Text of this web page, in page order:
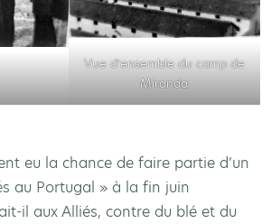
Vue d’ensemble du camp de
Miranda
eu la chance de faire partie d’un
au Portugal » à la fin juin
il aux Alliés, contre du blé et du